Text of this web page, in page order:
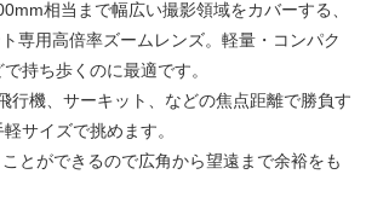
相当まで幅広い撮影領域をカバーする、
専用高倍率ズームレンズ。軽量・コンパク
持ち歩くのに最適です。
行機、サーキット、などの焦点距離で勝負す
サイズで挑めます。
とができるので広角から望遠まで余裕をも